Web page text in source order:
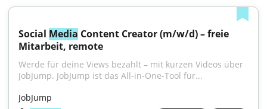
Social Media Content Creator (m/w/d) – freie
Mitarbeit, remote
Werde für deine Views bezahlt – mit kurzen Videos über
JobJump. JobJump ist das All-in-One-Tool für...
JobJump